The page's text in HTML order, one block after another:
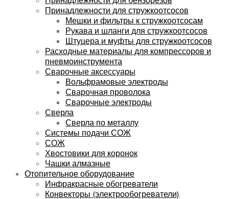
Принадлежности для стружкоотсосов
Мешки и фильтры к стружкоотсосам
Рукава и шланги для стружкоотсосов
Штуцера и муфты для стружкоотсосов
Расходные материалы для компрессоров и
пневмоинструмента
Сварочные аксессуары
Вольфрамовые электроды
Сварочная проволока
Сварочные электроды
Сверла
Сверла по металлу
Системы подачи СОЖ
СОЖ
Хвостовики для коронок
Чашки алмазные
Отопительное оборудование
Инфракрасные обогреватели
Конвекторы (электрообогреватели)